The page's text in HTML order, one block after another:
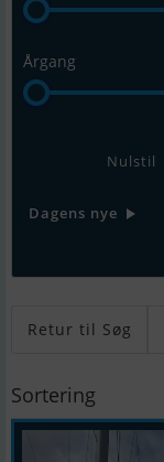
Årgang
Nulstil
Dagens nye
Retur til Søg
Sortering